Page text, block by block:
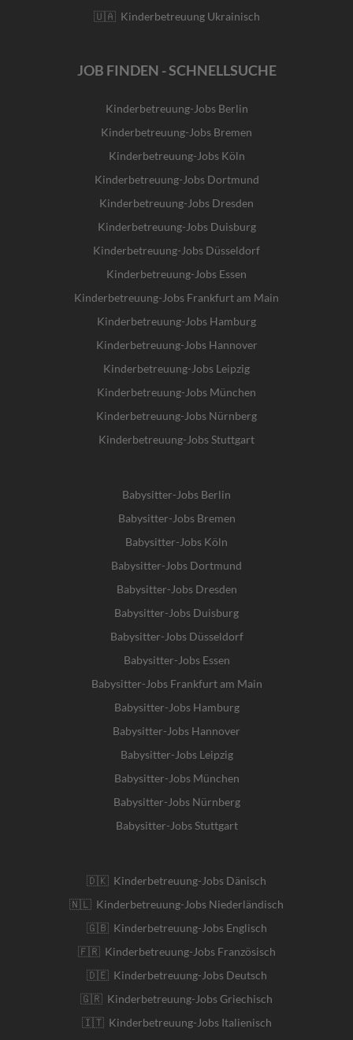
🇺🇦 Kinderbetreuung Ukrainisch
JOB FINDEN - SCHNELLSUCHE
Kinderbetreuung-Jobs Berlin
Kinderbetreuung-Jobs Bremen
Kinderbetreuung-Jobs Köln
Kinderbetreuung-Jobs Dortmund
Kinderbetreuung-Jobs Dresden
Kinderbetreuung-Jobs Duisburg
Kinderbetreuung-Jobs Düsseldorf
Kinderbetreuung-Jobs Essen
Kinderbetreuung-Jobs Frankfurt am Main
Kinderbetreuung-Jobs Hamburg
Kinderbetreuung-Jobs Hannover
Kinderbetreuung-Jobs Leipzig
Kinderbetreuung-Jobs München
Kinderbetreuung-Jobs Nürnberg
Kinderbetreuung-Jobs Stuttgart
Babysitter-Jobs Berlin
Babysitter-Jobs Bremen
Babysitter-Jobs Köln
Babysitter-Jobs Dortmund
Babysitter-Jobs Dresden
Babysitter-Jobs Duisburg
Babysitter-Jobs Düsseldorf
Babysitter-Jobs Essen
Babysitter-Jobs Frankfurt am Main
Babysitter-Jobs Hamburg
Babysitter-Jobs Hannover
Babysitter-Jobs Leipzig
Babysitter-Jobs München
Babysitter-Jobs Nürnberg
Babysitter-Jobs Stuttgart
🇩🇰 Kinderbetreuung-Jobs Dänisch
🇳🇱 Kinderbetreuung-Jobs Niederländisch
🇬🇧 Kinderbetreuung-Jobs Englisch
🇫🇷 Kinderbetreuung-Jobs Französisch
🇩🇪 Kinderbetreuung-Jobs Deutsch
🇬🇷 Kinderbetreuung-Jobs Griechisch
🇮🇹 Kinderbetreuung-Jobs Italienisch